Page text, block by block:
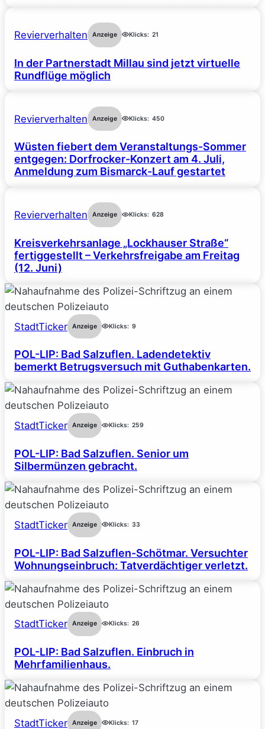
Revierverhalten Anzeige Klicks: 21
In der Partnerstadt Millau sind jetzt virtuelle
Rundflüge möglich
Revierverhalten Anzeige Klicks: 450
Wüsten fiebert dem Veranstaltungs-Sommer
entgegen: Dorfrocker-Konzert am 4. Juli,
Anmeldung zum Bismarck-Lauf gestartet
Revierverhalten Anzeige Klicks: 628
Kreisverkehrsanlage „Lockhauser Straße“
fertiggestellt – Verkehrsfreigabe am Freitag
(12. Juni)
StadtTicker Anzeige Klicks: 9
POL-LIP: Bad Salzuflen. Ladendetektiv
bemerkt Betrugsversuch mit Guthabenkarten.
StadtTicker Anzeige Klicks: 259
POL-LIP: Bad Salzuflen. Senior um
Silbermünzen gebracht.
StadtTicker Anzeige Klicks: 33
POL-LIP: Bad Salzuflen-Schötmar. Versuchter
Wohnungseinbruch: Tatverdächtiger verletzt.
StadtTicker Anzeige Klicks: 26
POL-LIP: Bad Salzuflen. Einbruch in
Mehrfamilienhaus.
StadtTicker Anzeige Klicks: 17